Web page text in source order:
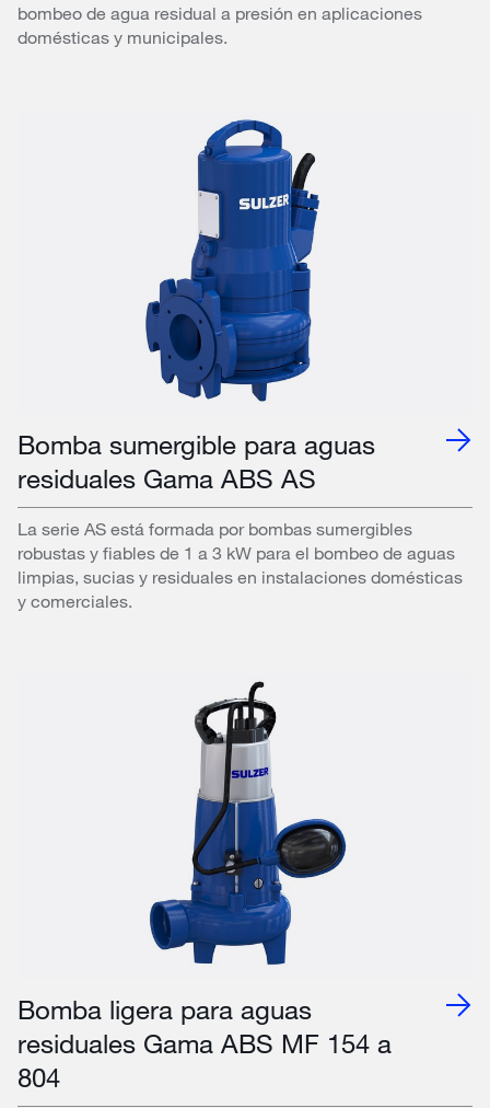
bombeo de agua residual a presión en aplicaciones
domésticas y municipales.
Bomba sumergible para aguas
residuales Gama ABS AS
La serie AS está formada por bombas sumergibles
robustas y fiables de 1 a 3 kW para el bombeo de aguas
limpias, sucias y residuales en instalaciones domésticas
y comerciales.
Bomba ligera para aguas
residuales Gama ABS MF 154 a
804